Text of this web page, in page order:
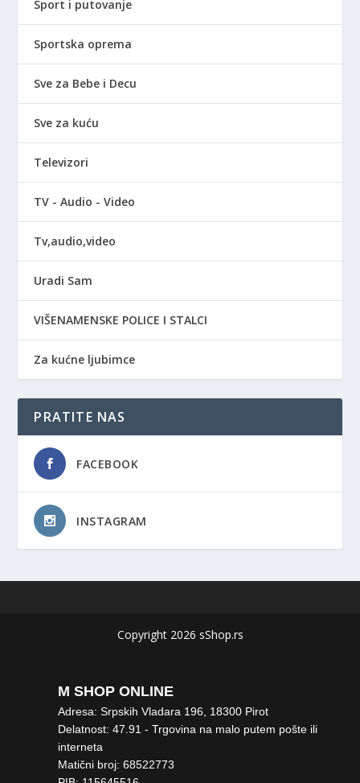
Sport i putovanje
Sportska oprema
Sve za Bebe i Decu
Sve za kuću
Televizori
TV - Audio - Video
Tv,audio,video
Uradi Sam
VIŠENAMENSKE POLICE I STALCI
Za kućne ljubimce
PRATITE NAS
FACEBOOK
INSTAGRAM
Copyright 2026 sShop.rs
M SHOP ONLINE
Adresa: Srpskih Vladara 196, 18300 Pirot
Delatnost: 47.91 - Trgovina na malo putem pošte ili
interneta
Matični broj: 68522773